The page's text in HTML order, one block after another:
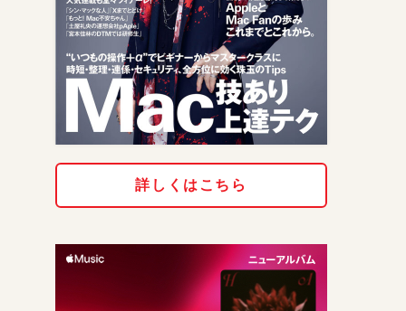
詳しくはこちら